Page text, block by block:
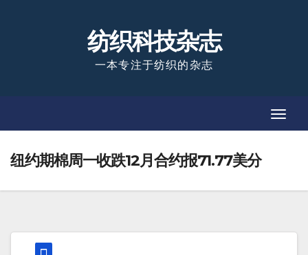
纺织科技杂志
一本专注于纺织的杂志
纽约期棉周一收跌12月合约报71.77美分